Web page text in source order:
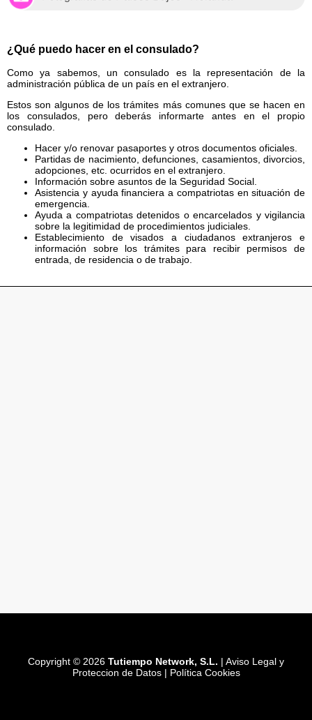
¿Qué puedo hacer en el consulado?
Como ya sabemos, un consulado es la representación de la
administración pública de un país en el extranjero.
Estos son algunos de los trámites más comunes que se hacen en
los consulados, pero deberás informarte antes en el propio
consulado.
Hacer y/o renovar pasaportes y otros documentos oficiales.
Partidas de nacimiento, defunciones, casamientos, divorcios,
adopciones, etc. ocurridos en el extranjero.
Información sobre asuntos de la Seguridad Social.
Asistencia y ayuda financiera a compatriotas en situación de
emergencia.
Ayuda a compatriotas detenidos o encarcelados y vigilancia
sobre la legitimidad de procedimientos judiciales.
Establecimiento de visados a ciudadanos extranjeros e
información sobre los trámites para recibir permisos de
entrada, de residencia o de trabajo.
Copyright © 2026 Tutiempo Network, S.L. | Aviso Legal y
Proteccion de Datos| Política Cookies